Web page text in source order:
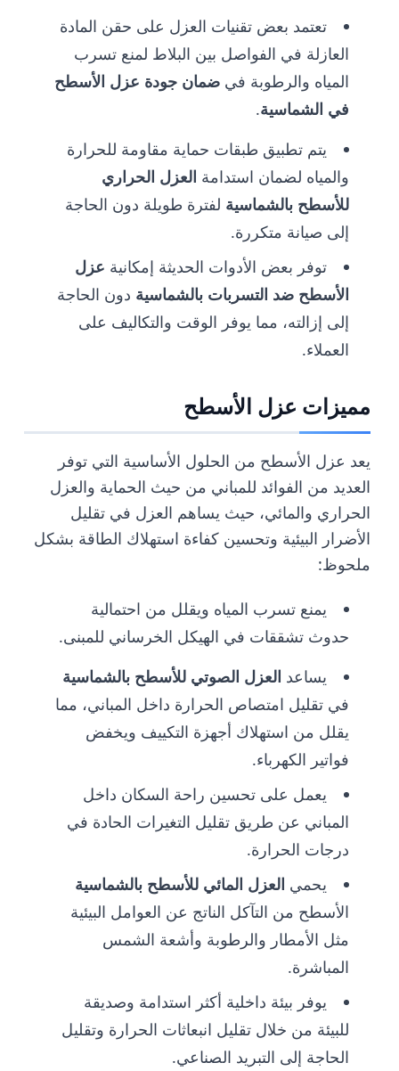
تعتمد بعض تقنيات العزل على حقن المادة
العازلة في الفواصل بين البلاط لمنع تسرب
المياه والرطوبة في ضمان جودة عزل الأسطح
في الشماسية.
يتم تطبيق طبقات حماية مقاومة للحرارة
والمياه لضمان استدامة العزل الحراري
للأسطح بالشماسية لفترة طويلة دون الحاجة
إلى صيانة متكررة.
توفر بعض الأدوات الحديثة إمكانية عزل
الأسطح ضد التسربات بالشماسية دون الحاجة
إلى إزالته، مما يوفر الوقت والتكاليف على
العملاء.
مميزات عزل الأسطح
يعد عزل الأسطح من الحلول الأساسية التي توفر
العديد من الفوائد للمباني من حيث الحماية والعزل
الحراري والمائي، حيث يساهم العزل في تقليل
الأضرار البيئية وتحسين كفاءة استهلاك الطاقة بشكل
ملحوظ:
يمنع تسرب المياه ويقلل من احتمالية
حدوث تشققات في الهيكل الخرساني للمبنى.
يساعد العزل الصوتي للأسطح بالشماسية
في تقليل امتصاص الحرارة داخل المباني، مما
يقلل من استهلاك أجهزة التكييف ويخفض
فواتير الكهرباء.
يعمل على تحسين راحة السكان داخل
المباني عن طريق تقليل التغيرات الحادة في
درجات الحرارة.
يحمي العزل المائي للأسطح بالشماسية
الأسطح من التآكل الناتج عن العوامل البيئية
مثل الأمطار والرطوبة وأشعة الشمس
المباشرة.
يوفر بيئة داخلية أكثر استدامة وصديقة
للبيئة من خلال تقليل انبعاثات الحرارة وتقليل
الحاجة إلى التبريد الصناعي.